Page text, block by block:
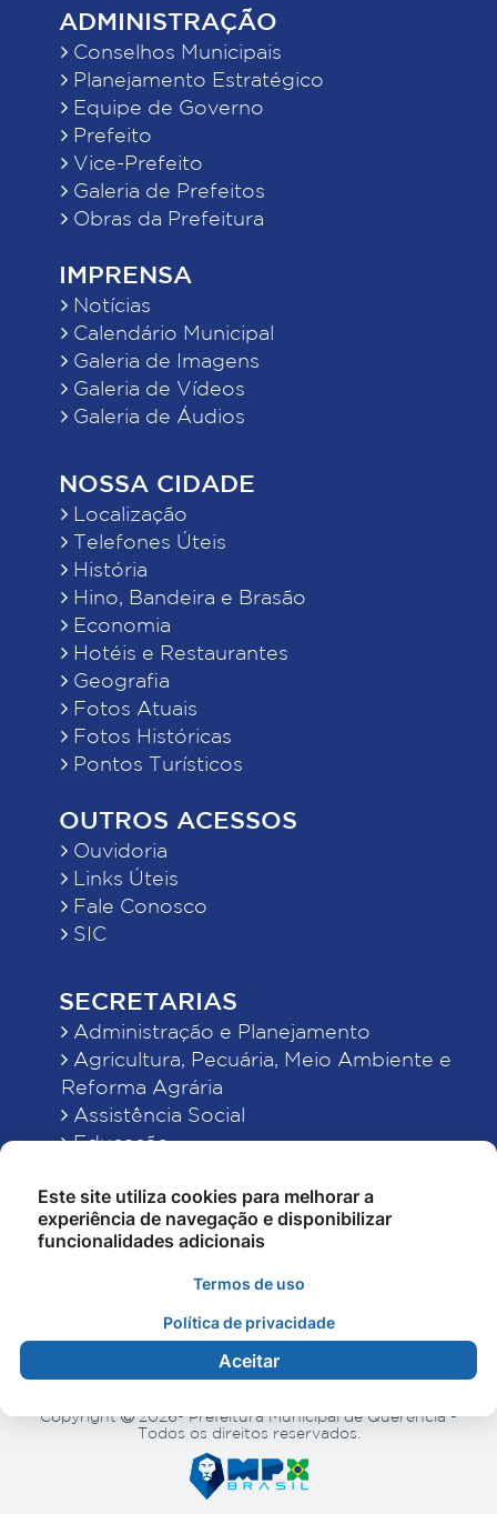
ADMINISTRAÇÃO
Conselhos Municipais
Planejamento Estratégico
Equipe de Governo
Prefeito
Vice-Prefeito
Galeria de Prefeitos
Obras da Prefeitura
IMPRENSA
Notícias
Calendário Municipal
Galeria de Imagens
Galeria de Vídeos
Galeria de Áudios
NOSSA CIDADE
Localização
Telefones Úteis
História
Hino, Bandeira e Brasão
Economia
Hotéis e Restaurantes
Geografia
Fotos Atuais
Fotos Históricas
Pontos Turísticos
OUTROS ACESSOS
Ouvidoria
Links Úteis
Fale Conosco
SIC
SECRETARIAS
Administração e Planejamento
Agricultura, Pecuária, Meio Ambiente e
Reforma Agrária
Assistência Social
Educação
Finanças
Indústria, Comércio, Turismo, Ciência e
Tecnologia
Obras Públicas, Estradas e Rodagens
Saúde
Copyright
2026- Prefeitura Municipal de Querência -
Todos os direitos reservados.
Este site utiliza cookies para melhorar a
experiência de navegação e disponibilizar
funcionalidades adicionais
Termos de uso
Política de privacidade
Aceitar